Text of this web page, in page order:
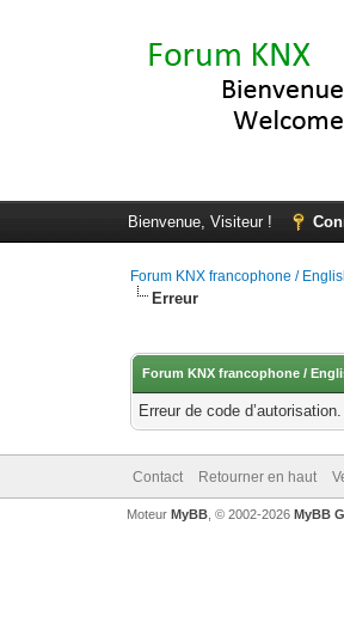
Bienvenue, Visiteur !
Forum KNX francophone /
Erreur
Forum KNX francophone /
Erreur de code
Contact Retourner en haut
Moteur MyBB, © 2002-2026 MyBB